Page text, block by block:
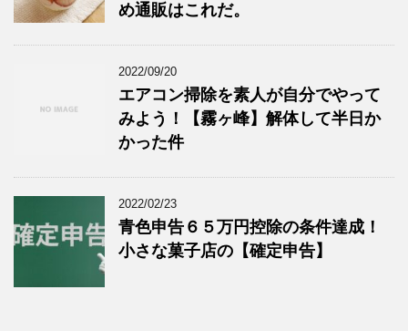
め通販はこれだ。
2022/09/20
エアコン掃除を素人が自分でやって
みよう！【霧ヶ峰】解体して半日か
かった件
2022/02/23
青色申告６５万円控除の条件達成！
小さな菓子店の【確定申告】